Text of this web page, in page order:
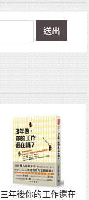
送出
三年後你的工作還在